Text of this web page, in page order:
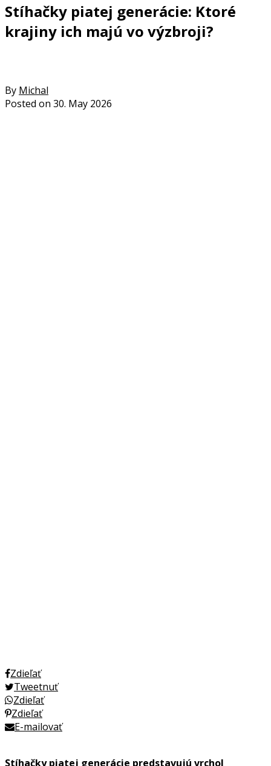
Stíhačky piatej generácie: Ktoré
krajiny ich majú vo výzbroji?
By Michal
Posted on 30. May 2026
Zdieľať
Tweetnuť
Zdieľať
Zdieľať
E-mailovať
Stíhačky piatej generácie predstavujú vrchol